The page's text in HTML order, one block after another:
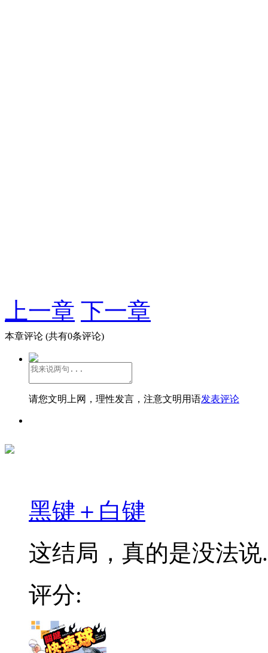
上一章 下一章
本章评论 (共有0条评论)
请您文明上网，理性发言，注意文明用语发表评论
黑键＋白键
这结局，真的是没法说
评分: